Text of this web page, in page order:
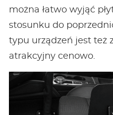
można łatwo wyjąć
stosunku do
typu urządzeń jest też
atrakcyjny cenowo.